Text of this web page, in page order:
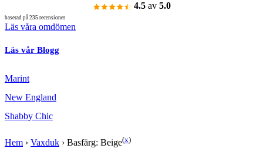
4.5 av 5.0
baserad på 235 recensioner
Läs våra omdömen
Läs vår Blogg
Marint
New England
Shabby Chic
Hem › Vaxduk › Basfärg: Beige(x)